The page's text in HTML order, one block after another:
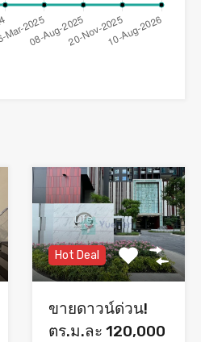
Hot Deal
ขายดาวน์ด่วน!
ตร.ม.ละ 120,000